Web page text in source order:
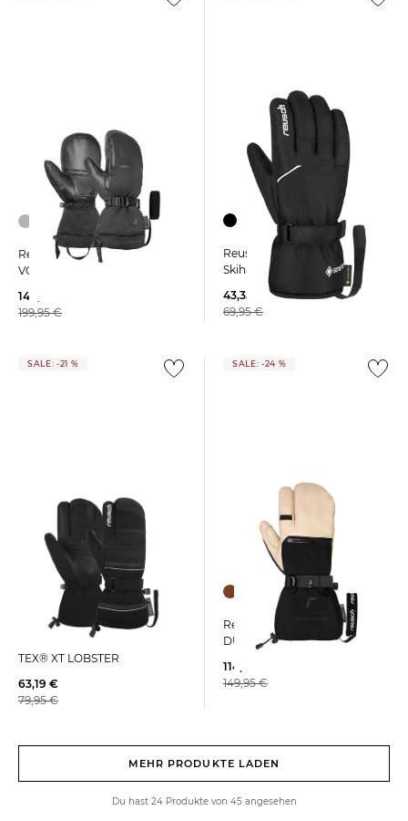
Reusch | Skihandschuhe
VOLCANO PRO GORE-TEX
144,95 €
199,95 €
Reusch | Herren
Skihandschuhe SVEN
43,35 €
69,95 €
SALE: -21 %
Reusch | Herren
Skihandschuhe CONAN R-
TEX® XT LOBSTER
63,19 €
79,95 €
SALE: -24 %
Reusch | Skihandschuhe
DUALITY R-WOOL LOBSTER
114,05 €
149,95 €
MEHR PRODUKTE LADEN
Du hast 24 Produkte von 45 angesehen